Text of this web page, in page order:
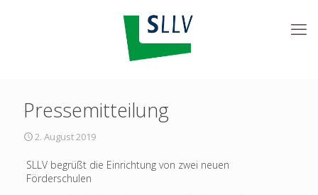
Pressemitteilung
2. August 2019
SLLV begrüßt die Einrichtung von zwei neuen
Förderschulen